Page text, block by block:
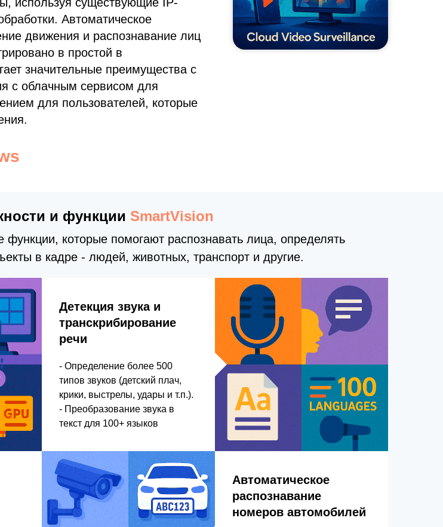
Автоматическое
движения и распознавание лиц
в простой в
значительные преимущества с
с облачным сервисом для
для пользователей, которые
и функции SmartVision
функции, которые помогают распознавать лица, определять
в кадре - людей, животных, транспорт и другие.
Детекция звука и
транскрибирование
речи
- Определение более 500
типов звуков (детский плач,
крики, выстрелы, удары и т.п.).
- Преобразование звука в
текст для 100+ языков
Автоматическое
распознавание
номеров автомобилей